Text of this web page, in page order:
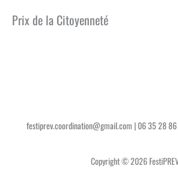
Prix de la Citoyenneté
festiprev.coordination@gmail.com | 06 35 28
Copyright © 2026